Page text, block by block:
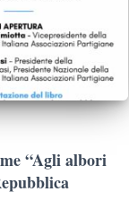
“Agli albori